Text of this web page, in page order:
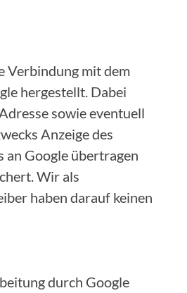
Verbindung mit dem
hergestellt. Dabei
sowie eventuell
Anzeige des
an Google übertragen
Wir als
haben darauf keinen
durch Google